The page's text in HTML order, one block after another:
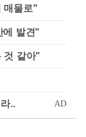
매물로"
에 발견"
것 같아"